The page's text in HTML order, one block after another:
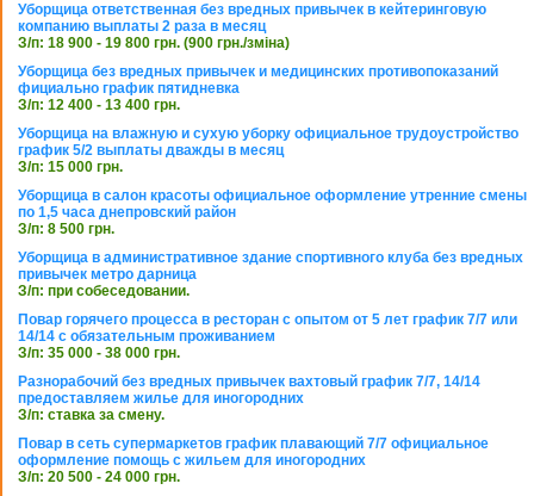
Уборщица ответственная без вредных привычек в кейтеринговую
компанию выплаты 2 раза в месяц
З/п: 18 900 - 19 800 грн. (900 грн./зміна)
Уборщица без вредных привычек и медицинских противопоказаний
фициально график пятидневка
З/п: 12 400 - 13 400 грн.
Уборщица на влажную и сухую уборку официальное трудоустройство
график 5/2 выплаты дважды в месяц
З/п: 15 000 грн.
Уборщица в салон красоты официальное оформление утренние смены
по 1,5 часа днепровский район
З/п: 8 500 грн.
Уборщица в административное здание спортивного клуба без вредных
привычек метро дарница
З/п: при собеседовании.
Повар горячего процесса в ресторан с опытом от 5 лет график 7/7 или
14/14 с обязательным проживанием
З/п: 35 000 - 38 000 грн.
Разнорабочий без вредных привычек вахтовый график 7/7, 14/14
предоставляем жилье для иногородних
З/п: ставка за смену.
Повар в сеть супермаркетов график плавающий 7/7 официальное
оформление помощь с жильем для иногородних
З/п: 20 500 - 24 000 грн.